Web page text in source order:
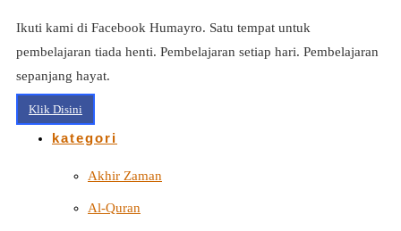
Ikuti kami di Facebook Humayro. Satu tempat untuk
pembelajaran tiada henti. Pembelajaran setiap hari. Pembelajaran
sepanjang hayat.
Klik Disini
kategori
Akhir Zaman
Al-Quran